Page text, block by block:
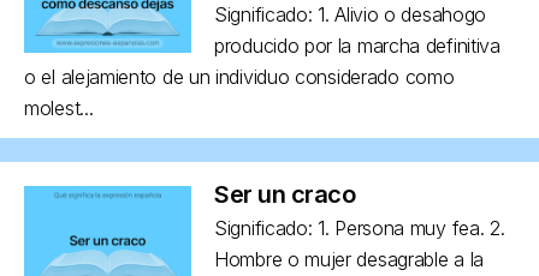
Significado: 1. Alivio o desahogo
producido por la marcha definitiva
o el alejamiento de un individuo considerado como
molest...
Ser un craco
Significado: 1. Persona muy fea. 2.
Hombre o mujer desagrable a la